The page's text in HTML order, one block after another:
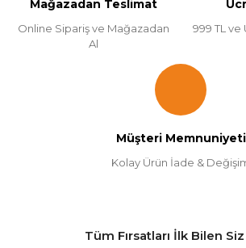
Mağazadan Teslimat
Online Sipariş ve Mağazadan
Al
999 TL ve
Müşteri Memnuniyeti
Kolay Ürün İade &
Tüm Fırsatları İlk Bilen